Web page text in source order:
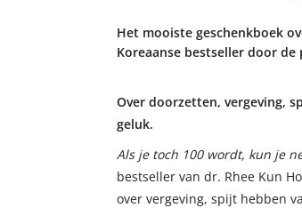
Het mooiste geschenkboek
Koreaanse bestseller door
Over doorzetten, vergeving,
geluk.
Als je toch 100 wordt, kun je
bestseller van dr. Rhee Kun
over vergeving, spijt hebben